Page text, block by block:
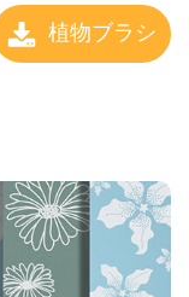
植物ブラシ